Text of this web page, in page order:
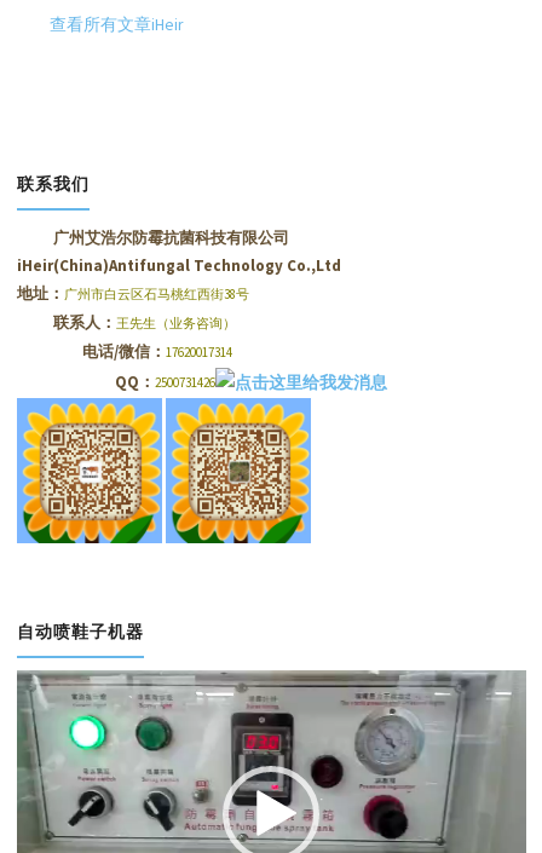
查看所有文章iHeir
联系我们
广州艾浩尔防霉抗菌科技有限公司
iHeir(China)Antifungal Technology Co.,Ltd
地址： 广州市白云区石马桃红西街38号
联系人： 王先生（业务咨询）
电话/微信： 17620017314
QQ： 2500731426
自动喷鞋子机器
视
频
播
放
器